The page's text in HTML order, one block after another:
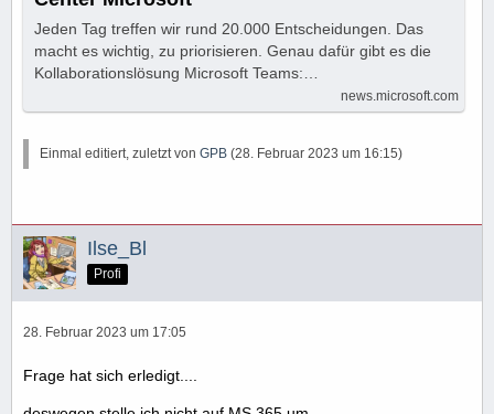
Jeden Tag treffen wir rund 20.000 Entscheidungen. Das
macht es wichtig, zu priorisieren. Genau dafür gibt es die
Kollaborationslösung Microsoft Teams:…
news.microsoft.com
Einmal editiert, zuletzt von GPB (28. Februar 2023 um 16:15)
Ilse_Bl
Profi
28. Februar 2023 um 17:05
Frage hat sich erledigt....